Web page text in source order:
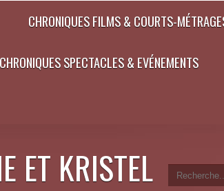
CHRONIQUES FILMS & COURTS-
CHRONIQUES SPECTACLES & EVÉNEMENTS
ET KRISTEL